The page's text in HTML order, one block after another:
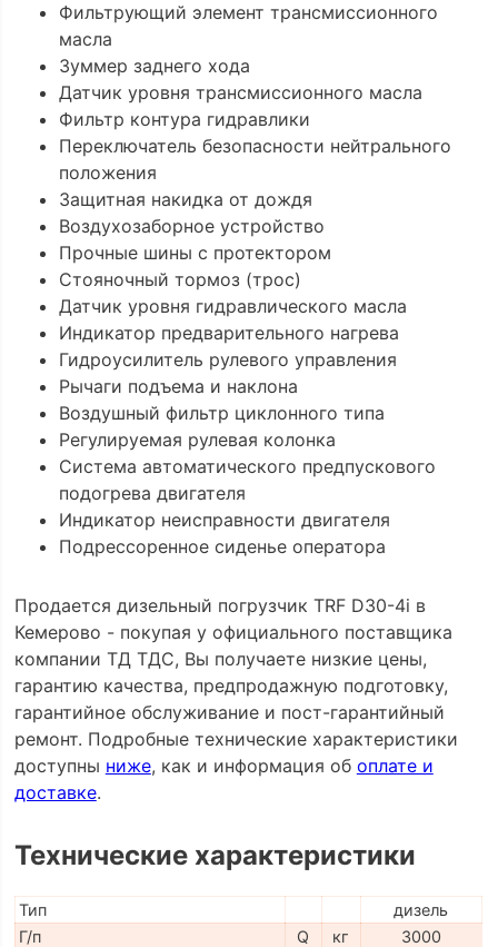
Фильтрующий элемент трансмиссионного
масла
Зуммер заднего хода
Датчик уровня трансмиссионного масла
Фильтр контура гидравлики
Переключатель безопасности нейтрального
положения
Защитная накидка от дождя
Воздухозаборное устройство
Прочные шины с протектором
Стояночный тормоз (трос)
Датчик уровня гидравлического масла
Индикатор предварительного нагрева
Гидроусилитель рулевого управления
Рычаги подъема и наклона
Воздушный фильтр циклонного типа
Регулируемая рулевая колонка
Система автоматического предпускового
подогрева двигателя
Индикатор неисправности двигателя
Подрессоренное сиденье оператора
Продается дизельный погрузчик TRF D30-4i в
Кемерово - покупая у официального поставщика
компании ТД ТДС, Вы получаете низкие цены,
гарантию качества, предпродажную подготовку,
гарантийное обслуживание и пост-гарантийный
ремонт. Подробные технические характеристики
доступны ниже, как и информация об оплате и
доставке.
Технические характеристики
Тип
дизель
Г/п
Q кг 3000